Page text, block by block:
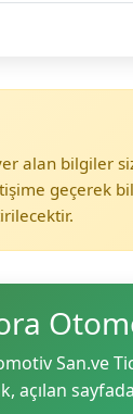
alan bilgiler
geçerek
San.ve
açılan